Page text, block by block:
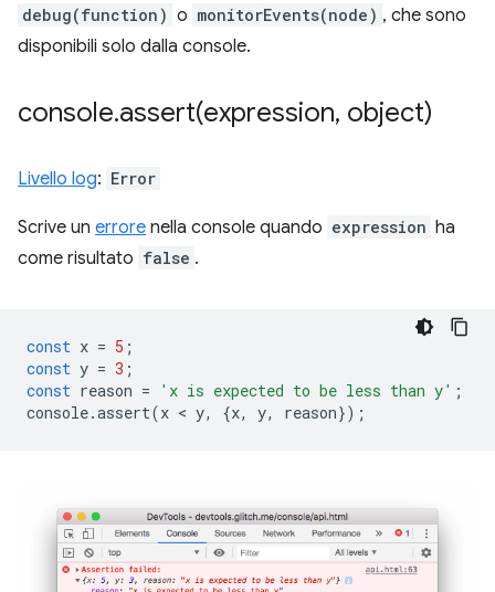
debug(function) o monitorEvents(node) , che sono
disponibili solo dalla console.
console.assert(expression, object)
Livello log: Error
Scrive un errore nella console quando expression ha
come risultato false .
const x = 5 ;
const y = 3 ;
const reason = 'x is expected to be less than y' ;
console.assert(x < y, {x, y, reason});